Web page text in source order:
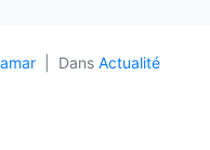
Dans Actualité